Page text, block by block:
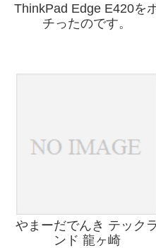
ThinkPad Edge E420を
チったのです。
やまーだでんき テックラ
ンド 龍ヶ崎